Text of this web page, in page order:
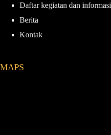
Daftar kegiatan dan informasi
Berita
Kontak
MAPS